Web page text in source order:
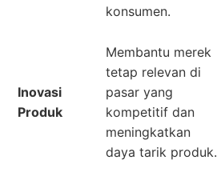
konsumen.
Inovasi
Produk
Membantu merek
tetap relevan di
pasar yang
kompetitif dan
meningkatkan
daya tarik produk.